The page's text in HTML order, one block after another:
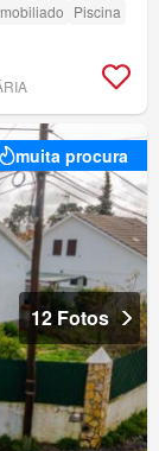
Piscina
muita procura
12 Fotos